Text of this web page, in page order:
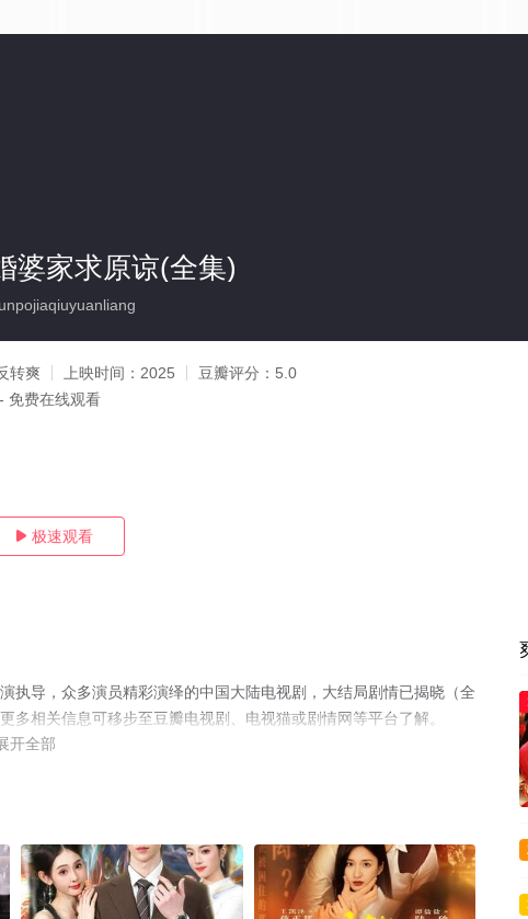
婆家求原谅(全集)
转爽 上映时间： 2025 豆瓣评分： 5.0
- 免费在线观看
 极速观看
执导，众多演员精彩演绎的中国大陆电视剧，大结局剧情已揭晓（全
相关信息可移步至豆瓣电视剧、电视猫或剧情网等平台了解。
开全部